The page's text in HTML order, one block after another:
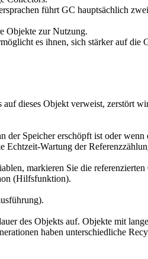
führt GC hauptsächlich
Objekte zur Nutzung.
es ihnen, sich stärker auf
dieses Objekt verweist, zerstört
Speicher erschöpft ist oder
Wartung der
markieren Sie die
(Hilfsfunktion).
des Objekts auf. Objekte mit
haben unterschiedliche